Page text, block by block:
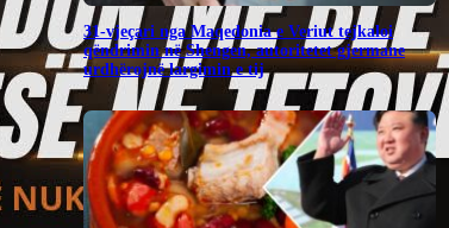
31-vjeçari nga Maqedonia e Veriut tejkaloi
qëndrimin në Shengen, autoritetet gjermane
urdhërojnë largimin e tij